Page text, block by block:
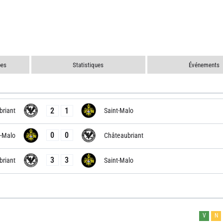
Statistiques Événements
2 1 Saint-Malo
Malo 0 0 Châteaubriant
3 3 Saint-Malo
V N